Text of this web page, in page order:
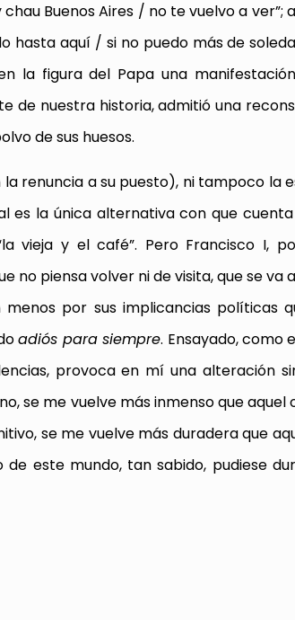
Buenos Aires / no te vuelvo a ver”;
hasta aquí / si no puedo más de
la figura del Papa una
de nuestra historia, admitió una
de sus huesos.
renuncia a su puesto), ni tampoco la
es la única alternativa con que
vieja y el café”. Pero Francisco I,
no piensa volver ni de visita, que se va
por sus implicancias políticas
adiós para siempre. Ensayado, como
provoca en mí una alteración
se me vuelve más inmenso que aquel
se me vuelve más duradera que
este mundo, tan sabido, pudiese